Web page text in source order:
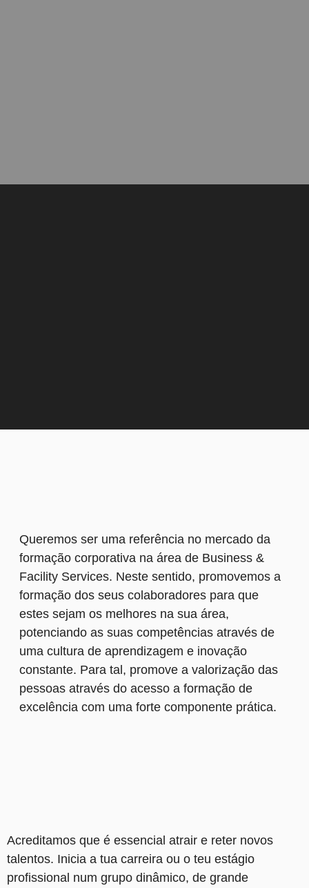
Queremos ser uma referência no mercado da
formação corporativa na área de Business &
Facility Services. Neste sentido, promovemos a
formação dos seus colaboradores para que
estes sejam os melhores na sua área,
potenciando as suas competências através de
uma cultura de aprendizagem e inovação
constante. Para tal, promove a valorização das
pessoas através do acesso a formação de
excelência com uma forte componente prática.
Acreditamos que é essencial atrair e reter novos
talentos. Inicia a tua carreira ou o teu estágio
profissional num grupo dinâmico, de grande